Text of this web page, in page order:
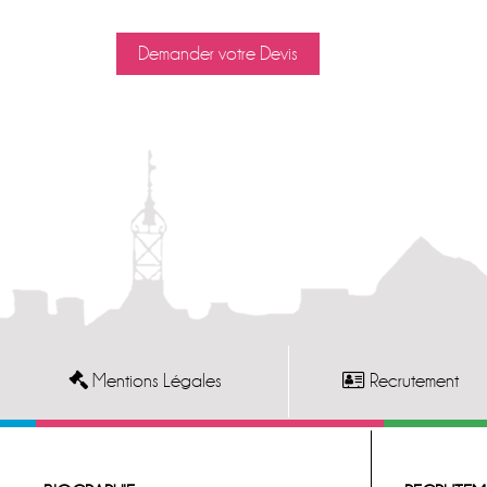
Demander votre Devis
Mentions Légales Recrutement